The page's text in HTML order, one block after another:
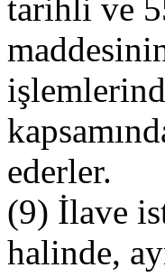
tarihli ve
ederler.
(9) İlave
halinde,